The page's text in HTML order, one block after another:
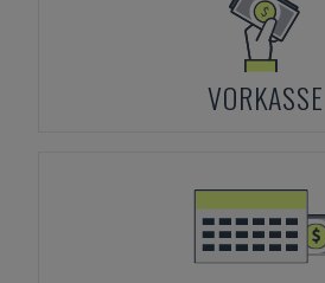
VORKASSE